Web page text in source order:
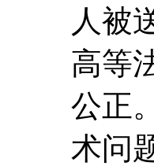
人被
高等
公正
术问